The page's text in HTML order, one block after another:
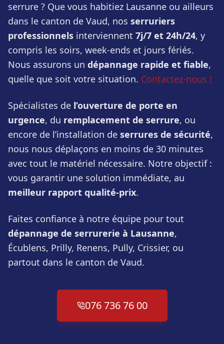
serrure ? Que vous habitiez Lausanne ou ailleurs
dans le canton de Vaud, nos serruriers
professionnels interviennent 7j/7 et 24h/24, y
compris les soirs, week-ends et jours fériés.
Nous assurons un dépannage rapide et fiable,
quelle que soit votre situation. Contactez-nous !
Spécialistes de l’ouverture de porte en
urgence, du remplacement de serrure, ou
encore de l’installation de serrures de sécurité,
nous nous déplaçons en moins de 30 minutes
avec tout le matériel nécessaire. Notre objectif :
vous garantir une solution immédiate, au
meilleur rapport qualité-prix.
Faites confiance à notre équipe pour tout
dépannage de serrurerie à Lausanne,
Écublens, Prilly, Renens, Pully, Crissier, ou
partout dans le canton de Vaud.
076 736 76 00